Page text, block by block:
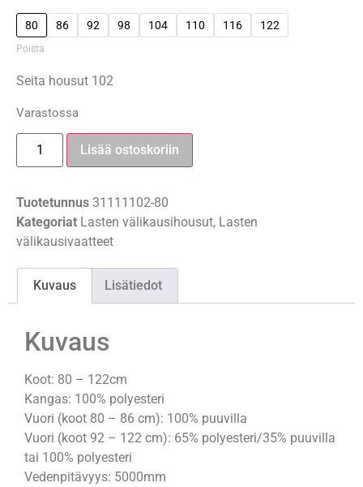
80 86 92 98 104 110 116 122
Poista
Seita housut 102
Varastossa
Lisää ostoskoriin
Tuotetunnus 31111102-80
Kategoriat Lasten välikausihousut, Lasten
välikausivaatteet
Kuvaus Lisätiedot
Kuvaus
Koot: 80 – 122cm
Kangas: 100% polyesteri
Vuori (koot 80 – 86 cm): 100% puuvilla
Vuori (koot 92 – 122 cm): 65% polyesteri/35% puuvilla
tai 100% polyesteri
Vedenpitävyys: 5000mm